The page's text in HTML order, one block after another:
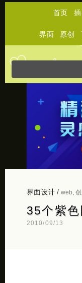
首页
界面 原创
界面设计/ web
35个紫
2010/09/13